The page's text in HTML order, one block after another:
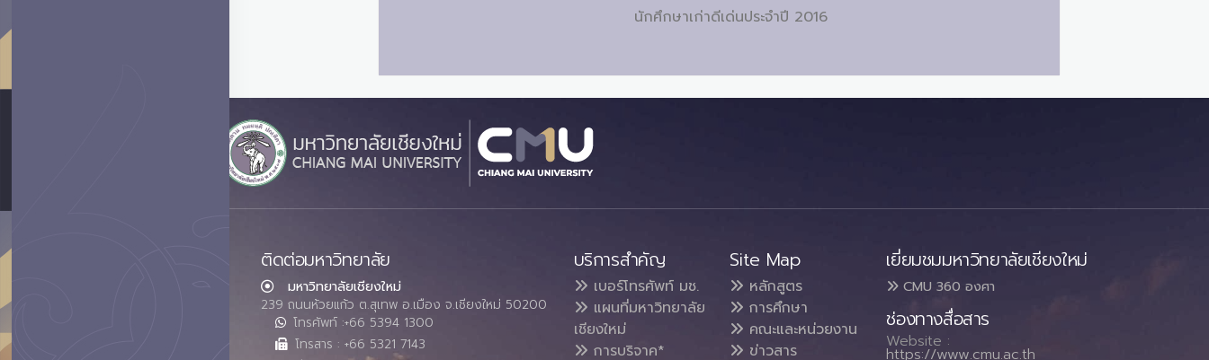
นักศึกษาเก่าดีเด่นประจำปี 2016
ติดต่อมหาวิทยาลัย
มหาวิทยาลัยเชียงใหม่
239 ถนนห้วยแก้ว ต.สุเทพ อ.เมือง จ.เชียงใหม่ 50200
โทรศัพท์ :+66 5394 1300
โทรสาร : +66 5321 7143
บริการสำคัญ
เบอร์โทรศัพท์ มช.
แผนที่มหาวิทยาลัย
เชียงใหม่
การบริจาค*
Site Map
หลักสูตร
การศึกษา
คณะและหน่วยงาน
ข่าวสาร
เยี่ยมชมมหาวิทยาลัยเชียงใหม่
CMU 360 องศา
ช่องทางสื่อสาร
Website :
https://www.cmu.ac.th